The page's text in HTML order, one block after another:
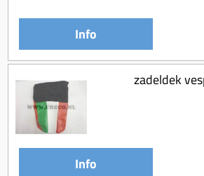
Info
zadeldek
Info